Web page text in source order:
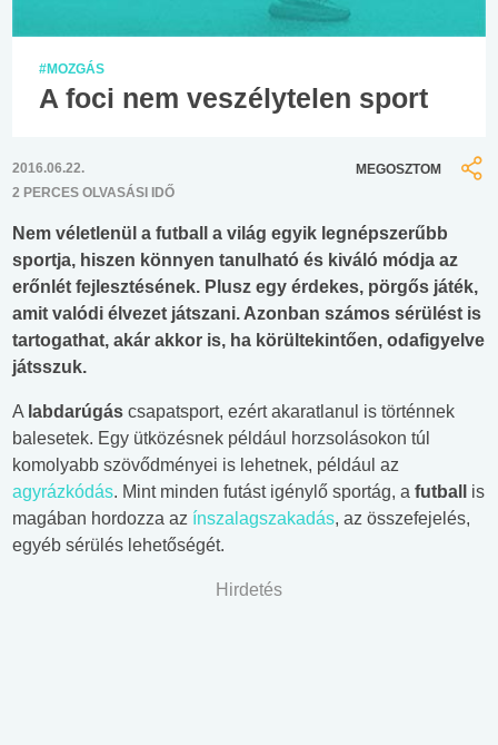
#MOZGÁS
A foci nem veszélytelen sport
2016.06.22.
2 PERCES OLVASÁSI IDŐ
MEGOSZTOM
Nem véletlenül a futball a világ egyik legnépszerűbb
sportja, hiszen könnyen tanulható és kiváló módja az
erőnlét fejlesztésének. Plusz egy érdekes, pörgős játék,
amit valódi élvezet játszani. Azonban számos sérülést is
tartogathat, akár akkor is, ha körültekintően, odafigyelve
játsszuk.
A labdarúgás csapatsport, ezért akaratlanul is történnek
balesetek. Egy ütközésnek például horzsolásokon túl
komolyabb szövődményei is lehetnek, például az
agyrázkódás. Mint minden futást igénylő sportág, a futball is
magában hordozza az ínszalagszakadás, az összefejelés,
egyéb sérülés lehetőségét.
Hirdetés